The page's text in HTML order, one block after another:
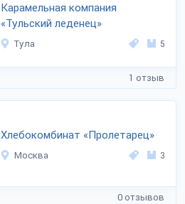
Карамельная компания
«Тульский леденец»
Тула 5
1 отзыв
Хлебокомбинат «Пролетарец»
Москва 3
0 отзывов